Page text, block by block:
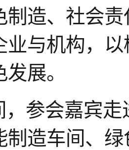
制造、社会
业与机构，
展。
，参会嘉宾
制造车间、